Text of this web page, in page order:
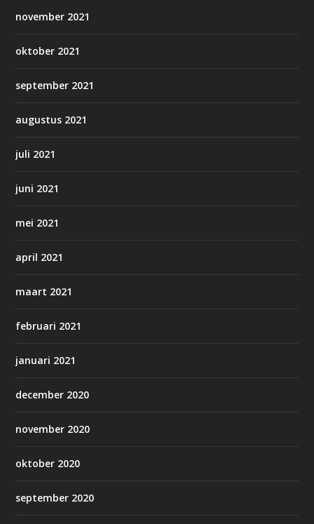
november 2021
oktober 2021
september 2021
augustus 2021
juli 2021
juni 2021
mei 2021
april 2021
maart 2021
februari 2021
januari 2021
december 2020
november 2020
oktober 2020
september 2020